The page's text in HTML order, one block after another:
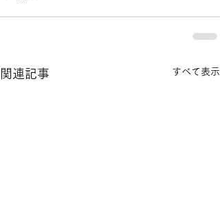
関連記事 すべて表示